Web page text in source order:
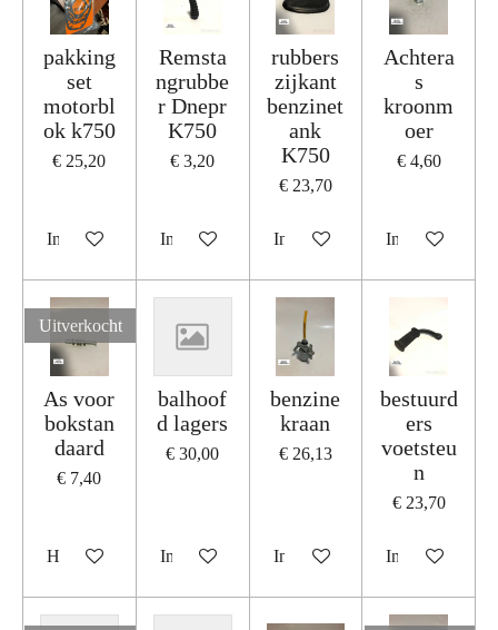
pakking
set
motorbl
ok k750
€ 25,20
In winkelwagen
Remsta
ngrubbe
r Dnepr
K750
€ 3,20
In winkelwagen
rubbers
zijkant
benzinet
ank
K750
€ 23,70
In winkelwagen
Achtera
s
kroonm
oer
€ 4,60
In
Uitverkocht
As voor
bokstan
daard
€ 7,40
Houd mij op de hoogte
balhoof
d lagers
€ 30,00
In winkelwagen
benzine
kraan
€ 26,13
In winkelwagen
bestuurd
ers
voetsteu
n
€ 23,70
In